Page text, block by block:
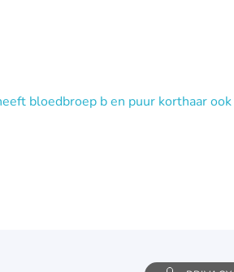
bloedbroep b en puur korthaar ook